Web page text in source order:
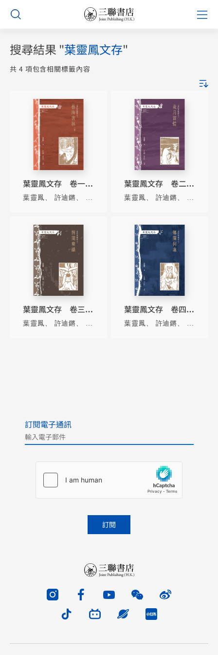
Skip
content
搜尋結果 葉靈鳳文存
共 4 項包含相關標籤內容
葉靈鳳文存 卷一．
霜紅室隨筆之藝海書
葉靈鳳 許迪鏘 張詠梅
葉靈鳳文存 卷二．
霜紅室隨筆之歲月留
葉靈鳳 許迪鏘 張詠梅
葉靈鳳文存 卷三．
霜紅室隨筆之博聞廣
葉靈鳳 許迪鏘 張詠梅
葉靈鳳文存 卷四．
霜紅室隨筆之鄉關何
葉靈鳳 許迪鏘 張詠梅
訂閱電子通訊